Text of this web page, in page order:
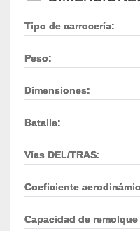
Tipo de carrocería:
Peso:
Dimensiones:
Batalla:
Vías DEL/TRAS:
Coeficiente
Capacidad de remolque